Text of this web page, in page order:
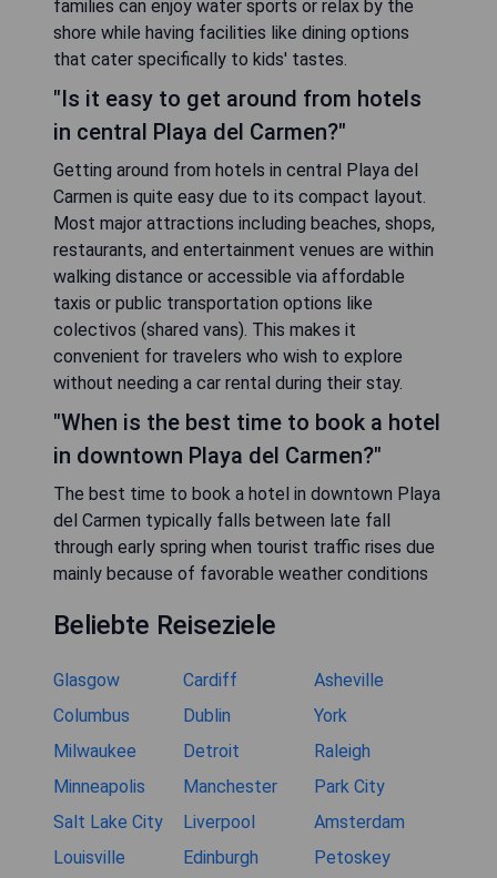
families can enjoy water sports or relax by the
shore while having facilities like dining options
that cater specifically to kids' tastes.
"Is it easy to get around from hotels
in central Playa del Carmen?"
Getting around from hotels in central Playa del
Carmen is quite easy due to its compact layout.
Most major attractions including beaches, shops,
restaurants, and entertainment venues are within
walking distance or accessible via affordable
taxis or public transportation options like
colectivos (shared vans). This makes it
convenient for travelers who wish to explore
without needing a car rental during their stay.
"When is the best time to book a hotel
in downtown Playa del Carmen?"
The best time to book a hotel in downtown Playa
del Carmen typically falls between late fall
through early spring when tourist traffic rises due
mainly because of favorable weather conditions
Beliebte Reiseziele
Glasgow Cardiff
Asheville
Columbus
Dublin
York
Milwaukee
Detroit
Raleigh
Minneapolis
Manchester
Park City
Salt Lake City
Liverpool
Amsterdam
Louisville
Edinburgh Petoskey